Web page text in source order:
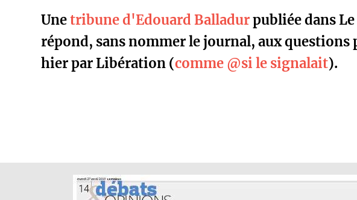
Unetribune d'Edouard Balladurpubliée dans
répond, sans nommer le journal, aux questions
hier par Libération (comme @si le signalait).